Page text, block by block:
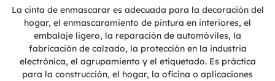
La cinta de enmascarar es adecuada para la decoración del
hogar, el enmascaramiento de pintura en interiores, el
embalaje ligero, la reparación de automóviles, la
fabricación de calzado, la protección en la industria
electrónica, el agrupamiento y el etiquetado. Es práctica
para la construcción, el hogar, la oficina o aplicaciones